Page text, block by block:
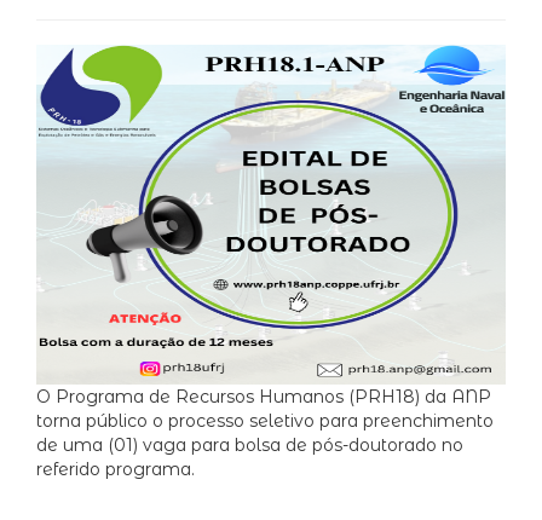
O Programa de Recursos Humanos (PRH18) da ANP
torna público o processo seletivo para preenchimento
de uma (01) vaga para bolsa de pós-doutorado no
referido programa.